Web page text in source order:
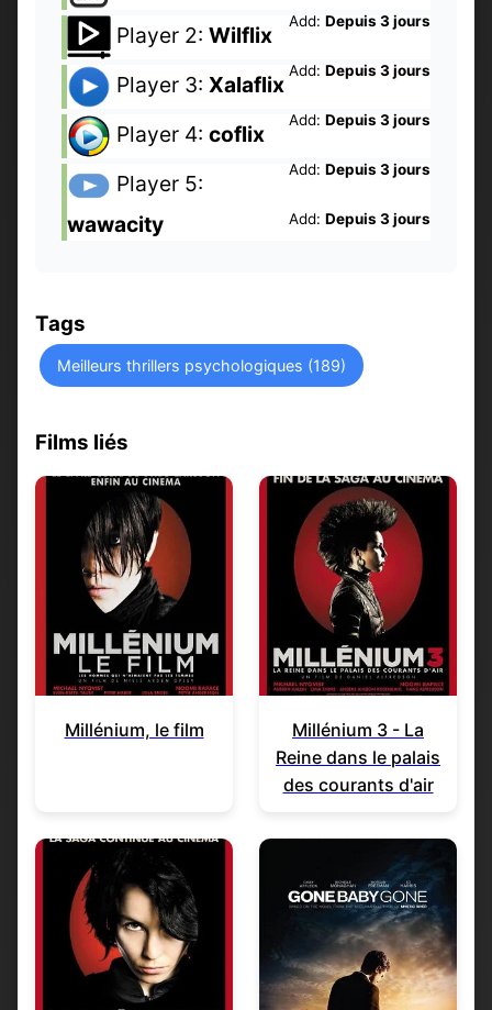
Add: Depuis 3 jours
Player 2: Wilflix
Add: Depuis 3 jours
Player 3: Xalaflix
Add: Depuis 3 jours
Player 4: coflix
Add: Depuis 3 jours
Player 5:
wawacity
Add: Depuis 3 jours
Tags
Meilleurs thrillers psychologiques (189)
Films liés
Millénium, le film
Millénium 3 - La
Reine dans le palais
des courants d'air